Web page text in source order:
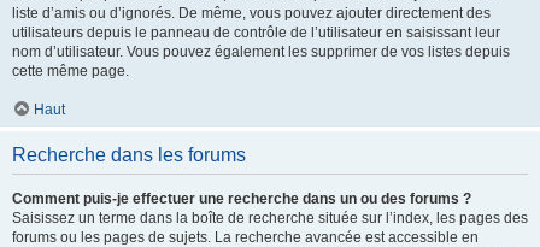
liste d’amis ou d’ignorés. De même, vous pouvez ajouter directement des
utilisateurs depuis le panneau de contrôle de l’utilisateur en saisissant leur
nom d’utilisateur. Vous pouvez également les supprimer de vos listes depuis
cette même page.
Haut
Recherche dans les forums
Comment puis-je effectuer une recherche dans un ou des forums ?
Saisissez un terme dans la boîte de recherche située sur l’index, les pages des
forums ou les pages de sujets. La recherche avancée est accessible en